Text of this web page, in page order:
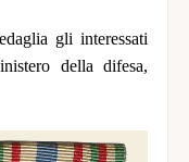
gli interessati
della difesa,